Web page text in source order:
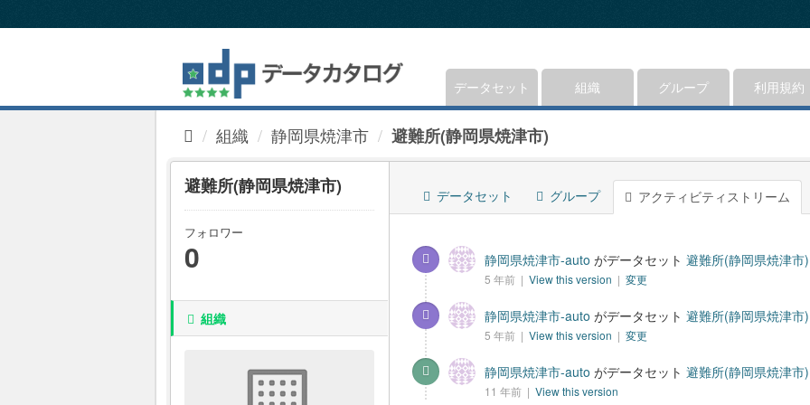
キ
データセット 組織 グループ 利用規約
組織 静岡県焼津市 避難所(静岡県焼津市)
避難所(静岡県焼津市)
フォロワー
0
組織
データセット グループ アクティビティストリーム
静岡県焼津市-auto がデータセット 避難所(静岡県焼津市)
5 年前 | View this version | 変更
静岡県焼津市-auto がデータセット 避難所(静岡県焼津市)
5 年前 | View this version | 変更
静岡県焼津市-auto がデータセット 避難所(静岡県焼津市)
11 年前 | View this version